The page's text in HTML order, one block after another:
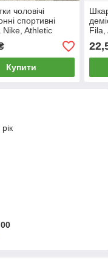
чоловічі
спортивні
Nike, Athletic
асорті,
Купити
Fila,